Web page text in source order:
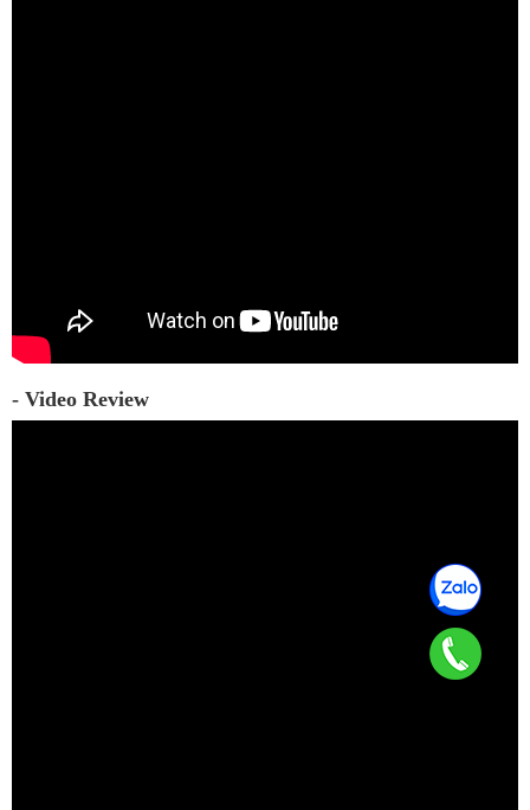
- Video Review